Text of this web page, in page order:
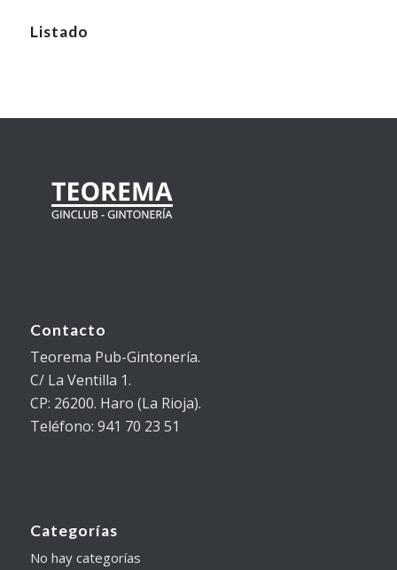
Listado
Contacto
Teorema Pub-Gintonería.
C/ La Ventilla 1.
CP: 26200. Haro (La Rioja).
Teléfono: 941 70 23 51
Categorías
No hay categorías